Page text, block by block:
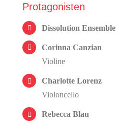
Protagonisten
Dissolution Ensemble
Corinna Canzian
Violine
Charlotte Lorenz
Violoncello
Rebecca Blau